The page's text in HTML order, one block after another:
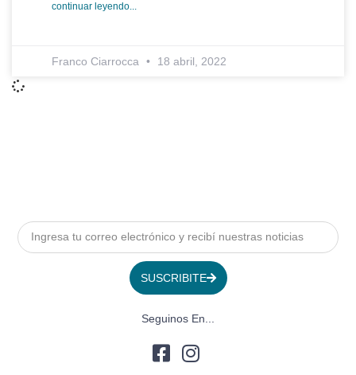
continuar leyendo...
Franco Ciarrocca 18 abril, 2022
SUSCRIBITE
Seguinos En...